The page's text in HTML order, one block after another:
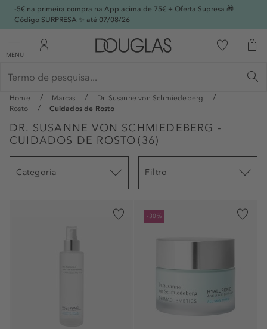
-5€ na primeira compra na App acima de 75€ + Oferta Supresa 🎁
Código SURPRESA ✨ até 07/08/26
MENU
Home Marcas
Dr. Susanne von Schmiedeberg
Rosto
Cuidados de Rosto
DR. SUSANNE VON SCHMIEDEBERG -
CUIDADOS DE ROSTO (36)
Categoria Filtro
-30%